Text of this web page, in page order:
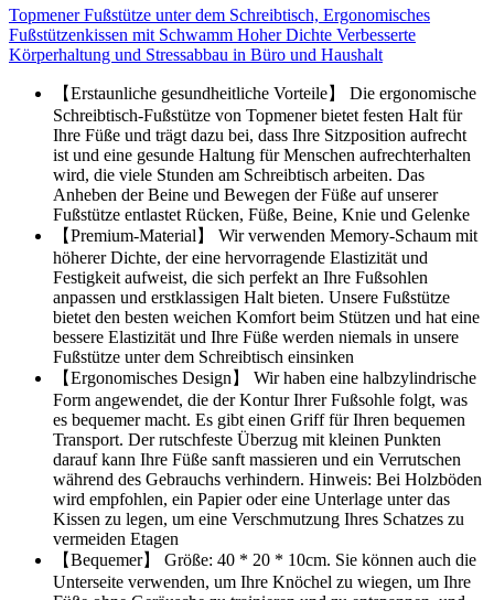
Topmener Fußstütze unter dem Schreibtisch, Ergonomisches
Fußstützenkissen mit Schwamm Hoher Dichte Verbesserte
Körperhaltung und Stressabbau in Büro und Haushalt
【Erstaunliche gesundheitliche Vorteile】 Die ergonomische
Schreibtisch-Fußstütze von Topmener bietet festen Halt für
Ihre Füße und trägt dazu bei, dass Ihre Sitzposition aufrecht
ist und eine gesunde Haltung für Menschen aufrechterhalten
wird, die viele Stunden am Schreibtisch arbeiten. Das
Anheben der Beine und Bewegen der Füße auf unserer
Fußstütze entlastet Rücken, Füße, Beine, Knie und Gelenke
【Premium-Material】 Wir verwenden Memory-Schaum mit
höherer Dichte, der eine hervorragende Elastizität und
Festigkeit aufweist, die sich perfekt an Ihre Fußsohlen
anpassen und erstklassigen Halt bieten. Unsere Fußstütze
bietet den besten weichen Komfort beim Stützen und hat eine
bessere Elastizität und Ihre Füße werden niemals in unsere
Fußstütze unter dem Schreibtisch einsinken
【Ergonomisches Design】 Wir haben eine halbzylindrische
Form angewendet, die der Kontur Ihrer Fußsohle folgt, was
es bequemer macht. Es gibt einen Griff für Ihren bequemen
Transport. Der rutschfeste Überzug mit kleinen Punkten
darauf kann Ihre Füße sanft massieren und ein Verrutschen
während des Gebrauchs verhindern. Hinweis: Bei Holzböden
wird empfohlen, ein Papier oder eine Unterlage unter das
Kissen zu legen, um eine Verschmutzung Ihres Schatzes zu
vermeiden Etagen
【Bequemer】 Größe: 40 * 20 * 10cm. Sie können auch die
Unterseite verwenden, um Ihre Knöchel zu wiegen, um Ihre